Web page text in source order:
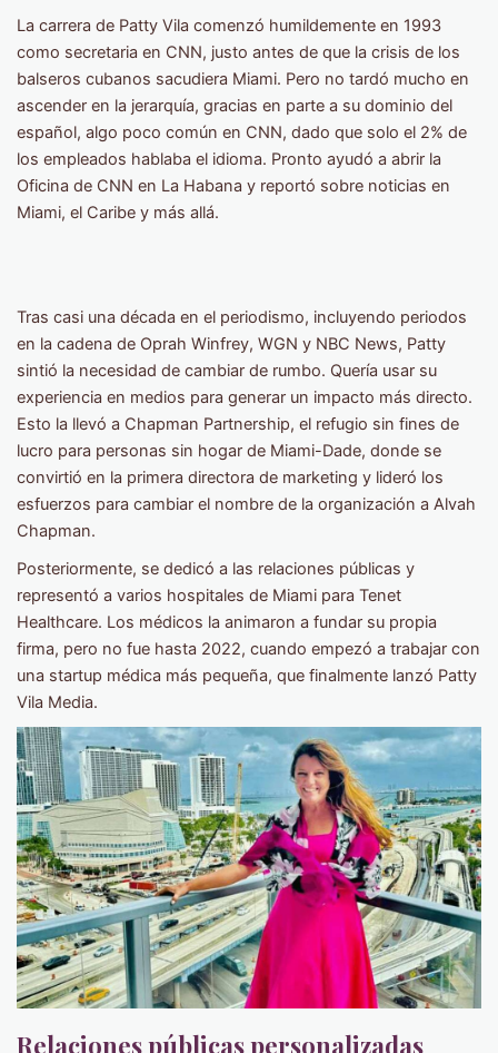
La carrera de Patty Vila comenzó humildemente en 1993
como secretaria en CNN, justo antes de que la crisis de los
balseros cubanos sacudiera Miami. Pero no tardó mucho en
ascender en la jerarquía, gracias en parte a su dominio del
español, algo poco común en CNN, dado que solo el 2% de
los empleados hablaba el idioma. Pronto ayudó a abrir la
Oficina de CNN en La Habana y reportó sobre noticias en
Miami, el Caribe y más allá.
Tras casi una década en el periodismo, incluyendo periodos
en la cadena de Oprah Winfrey, WGN y NBC News, Patty
sintió la necesidad de cambiar de rumbo. Quería usar su
experiencia en medios para generar un impacto más directo.
Esto la llevó a Chapman Partnership, el refugio sin fines de
lucro para personas sin hogar de Miami-Dade, donde se
convirtió en la primera directora de marketing y lideró los
esfuerzos para cambiar el nombre de la organización a Alvah
Chapman.
Posteriormente, se dedicó a las relaciones públicas y
representó a varios hospitales de Miami para Tenet
Healthcare. Los médicos la animaron a fundar su propia
firma, pero no fue hasta 2022, cuando empezó a trabajar con
una startup médica más pequeña, que finalmente lanzó Patty
Vila Media.
Relaciones públicas personalizadas